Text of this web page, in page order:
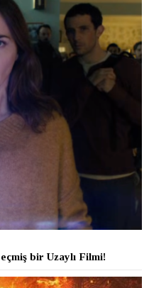
bir Uzaylı Filmi!